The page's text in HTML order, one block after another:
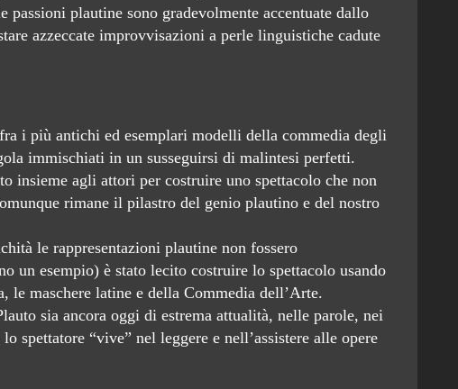
plautine sono gradevolmente accentuate dallo
azzeccate improvvisazioni a perle linguistiche cadute
i più antichi ed esemplari modelli della commedia degli
immischiati in un susseguirsi di malintesi perfetti.
insieme agli attori per costruire uno spettacolo che non
rimane il pilastro del genio plautino e del nostro
le rappresentazioni plautine non fossero
un esempio) è stato lecito costruire lo spettacolo usando
maschere latine e della Commedia dell’Arte.
sia ancora oggi di estrema attualità, nelle parole, nei
spettatore “vive” nel leggere e nell’assistere alle opere